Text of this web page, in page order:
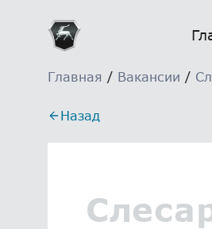
Главная / Вакансии /
Назад